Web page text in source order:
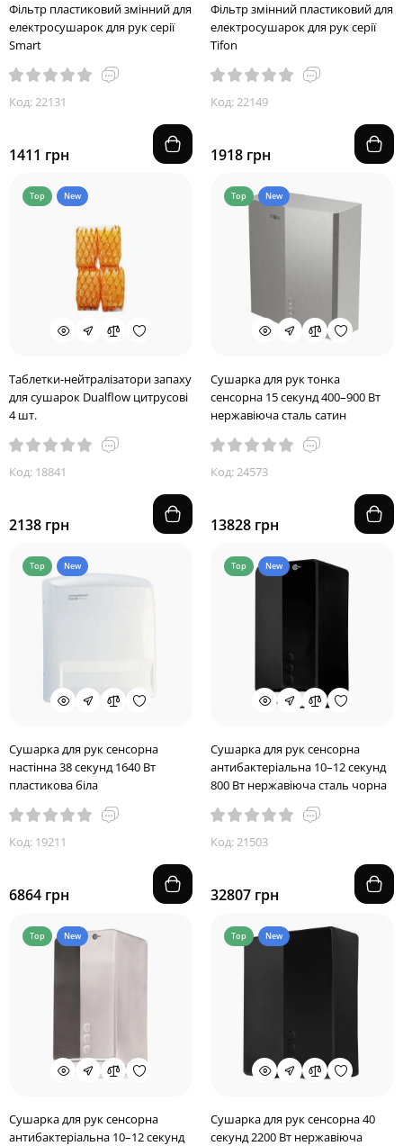
Фільтр пластиковий змінний для
електросушарок для рук серії
Smart
Код: 22131
1411 грн
Фільтр змінний пластиковий для
електросушарок для рук серії
Tifon
Код: 22149
1918 грн
Top New
Таблетки-нейтралізатори запаху
для сушарок Dualflow цитрусові
4 шт.
Код: 18841
2138 грн
Top New
Сушарка для рук тонка
сенсорна 15 секунд 400–900 Вт
нержавіюча сталь сатин
Код: 24573
13828 грн
Top New
Сушарка для рук сенсорна
настінна 38 секунд 1640 Вт
пластикова біла
Код: 19211
6864 грн
Top New
Сушарка для рук сенсорна
антибактеріальна 10–12 секунд
800 Вт нержавіюча сталь чорна
Код: 21503
32807 грн
Top New
Сушарка для рук сенсорна
антибактеріальна 10–12 секунд
Top New
Сушарка для рук сенсорна 40
секунд 2200 Вт нержавіюча